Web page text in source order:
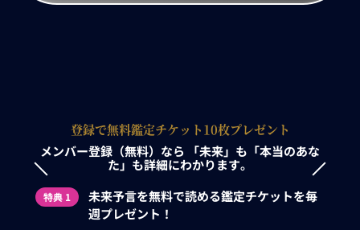
登録で無料鑑定チケット10枚プレゼント
メンバー登録（無料）なら
「未来」も「本当のあな
た」も詳細にわかります。
特典 1
未来予言を無料で読める鑑定チケットを毎
週プレゼント！